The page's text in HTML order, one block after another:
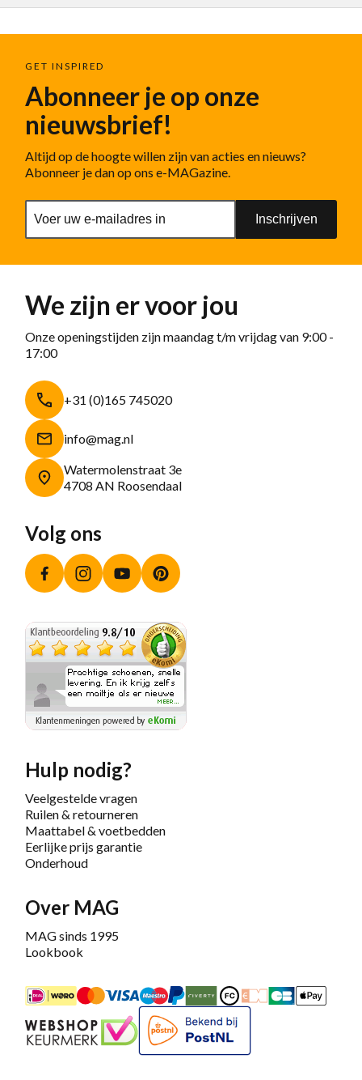
GET INSPIRED
Abonneer je op onze
nieuwsbrief!
Altijd op de hoogte willen zijn van acties en nieuws?
Abonneer je dan op ons e-MAGazine.
Inschrijven
We zijn er voor jou
Onze openingstijden zijn maandag t/m vrijdag van 9:00 -
17:00
+31 (0)165 745020
info@mag.nl
Watermolenstraat 3e
4708 AN Roosendaal
Volg ons
FacebookInstagramYouTube
Hulp nodig?
Veelgestelde vragen
Ruilen & retourneren
Maattabel & voetbedden
Eerlijke prijs garantie
Onderhoud
Over MAG
MAG sinds 1995
Lookbook
iDEALMastercardBancontact
Maestro
PayPalRiverty/Afterpay
FashionCheque
Overboeking
CarteApple
Keurmerk